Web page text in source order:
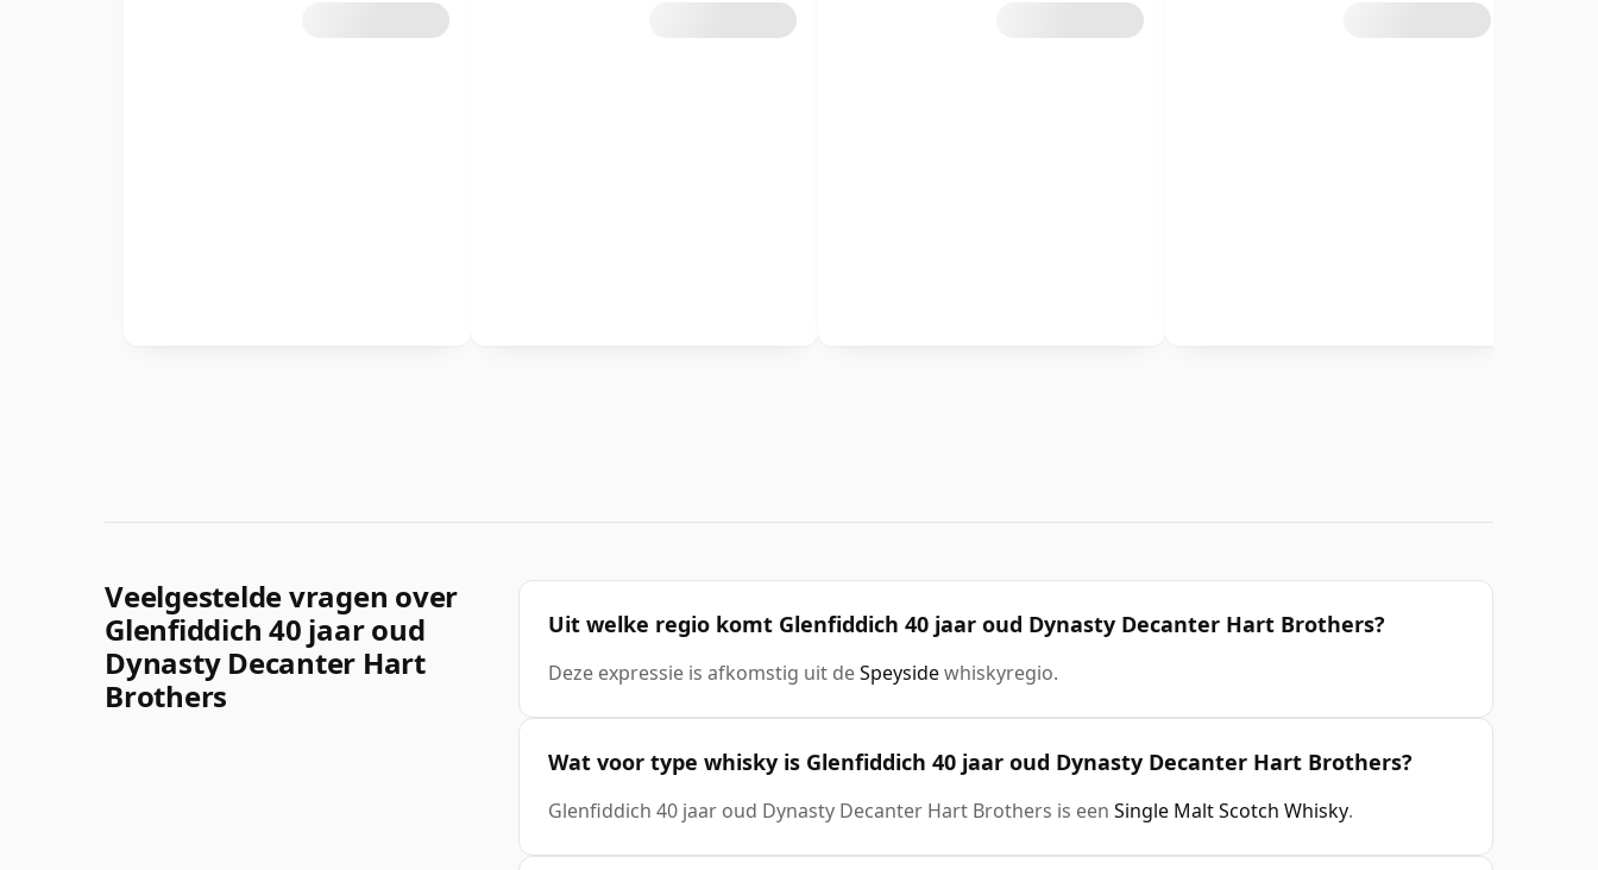
Veelgestelde vragen over
Glenfiddich 40 jaar oud
Dynasty Decanter Hart
Brothers
Uit welke regio komt Glenfiddich 40 jaar oud Dynasty Decanter Hart Brothers?
Deze expressie is afkomstig uit deSpeysidewhiskyregio.
Wat voor type whisky is Glenfiddich 40 jaar oud Dynasty Decanter Hart Brothers?
Glenfiddich 40 jaar oud Dynasty Decanter Hart Brothers is een Single Malt Scotch Whisky.